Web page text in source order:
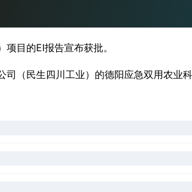
目的EI报告宣布获批。
（民生四川工业）的德阳应急双用农业